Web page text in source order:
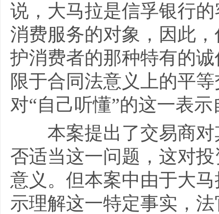
说，大马拉是信孚银行
消费服务的对象，因此
护消费者的那种特有的
限于合同法意义上的平
对“自己听懂”的这一表
本案提出了交易商对
否适当这一问题，这对
意义。但本案中由于大
示理解这一特定事实，